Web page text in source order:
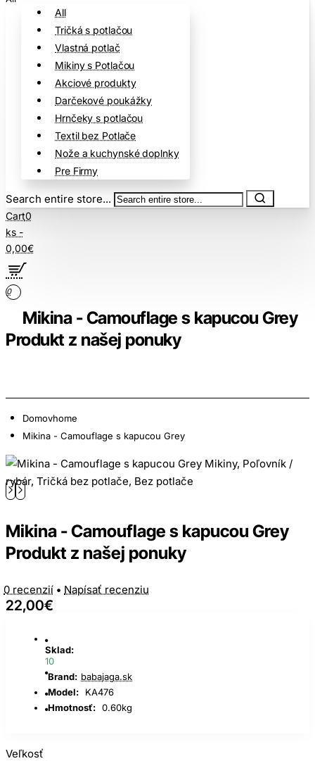
All
Tričká s potlačou
Vlastná potlač
Mikiny s Potlačou
Akciové produkty
Darčekové poukážky
Hrnčeky s potlačou
Textil bez Potlače
Nože a kuchynské doplnky
Pre Firmy
Search entire store...
Cart0
ks -
0,00€
0
Mikina - Camouflage s kapucou Grey
Produkt z našej ponuky
Domovhome
Mikina - Camouflage s kapucou Grey
Mikina - Camouflage s kapucou Grey
Produkt z našej ponuky
0 recenzií • Napísať recenziu
22,00€
Sklad:
10
Brand: babajaga.sk
Model:
KA476
Hmotnosť: 0.60kg
Veľkosť